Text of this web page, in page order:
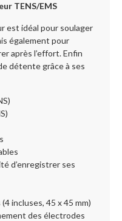
TENS/EMS
est idéal pour soulager
également pour
après l’effort. Enfin
détente grâce à ses
d’enregistrer ses
incluses, 45 x 45 mm)
des électrodes